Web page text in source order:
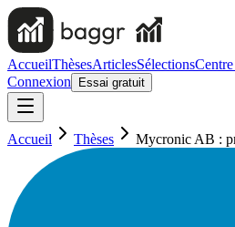
AccueilThèsesArticlesSélections
Connexion
Essai gratuit
Accueil Thèses Mycronic AB :